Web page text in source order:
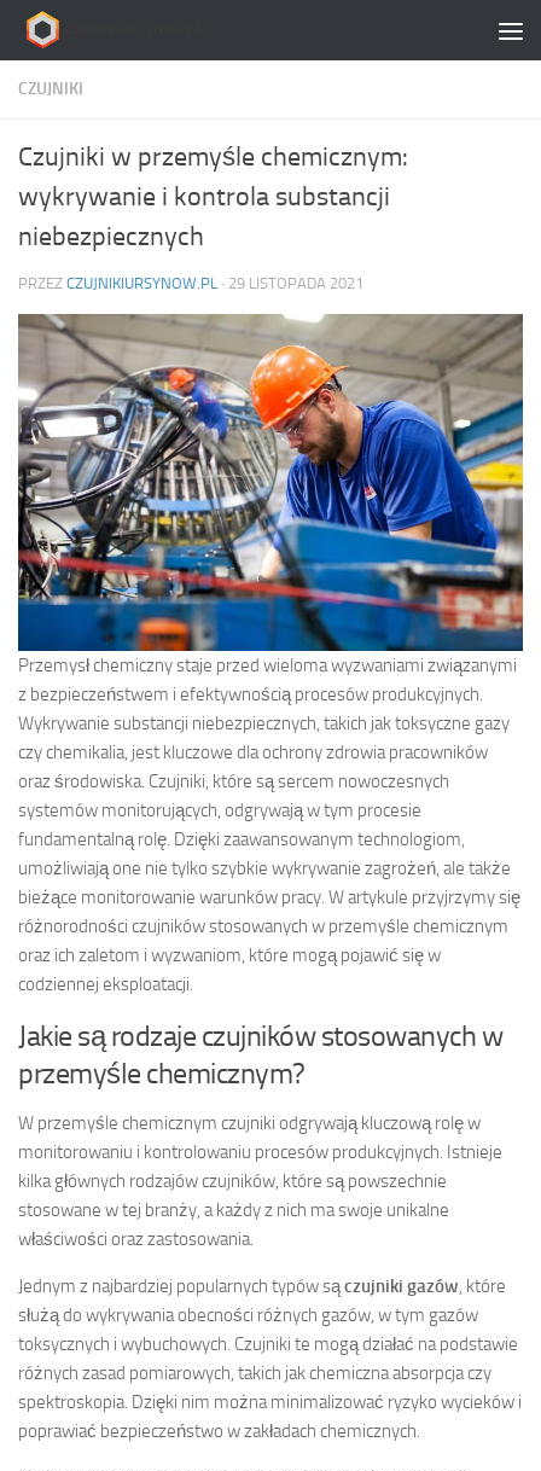
Skip to content
CZUJNIKI
Czujniki w przemyśle chemicznym:
wykrywanie i kontrola substancji
niebezpiecznych
PRZEZ CZUJNIKIURSYNOW.PL · 29 LISTOPADA 2021
Przemysł chemiczny staje przed wieloma wyzwaniami związanymi
z bezpieczeństwem i efektywnością procesów produkcyjnych.
Wykrywanie substancji niebezpiecznych, takich jak toksyczne gazy
czy chemikalia, jest kluczowe dla ochrony zdrowia pracowników
oraz środowiska. Czujniki, które są sercem nowoczesnych
systemów monitorujących, odgrywają w tym procesie
fundamentalną rolę. Dzięki zaawansowanym technologiom,
umożliwiają one nie tylko szybkie wykrywanie zagrożeń, ale także
bieżące monitorowanie warunków pracy. W artykule przyjrzymy się
różnorodności czujników stosowanych w przemyśle chemicznym
oraz ich zaletom i wyzwaniom, które mogą pojawić się w
codziennej eksploatacji.
Jakie są rodzaje czujników stosowanych w
przemyśle chemicznym?
W przemyśle chemicznym czujniki odgrywają kluczową rolę w
monitorowaniu i kontrolowaniu procesów produkcyjnych. Istnieje
kilka głównych rodzajów czujników, które są powszechnie
stosowane w tej branży, a każdy z nich ma swoje unikalne
właściwości oraz zastosowania.
Jednym z najbardziej popularnych typów sączujniki gazów, które
służą do wykrywania obecności różnych gazów, w tym gazów
toksycznych i wybuchowych. Czujniki te mogą działać na podstawie
różnych zasad pomiarowych, takich jak chemiczna absorpcja czy
spektroskopia. Dzięki nim można minimalizować ryzyko wycieków i
poprawiać bezpieczeństwo w zakładach chemicznych.